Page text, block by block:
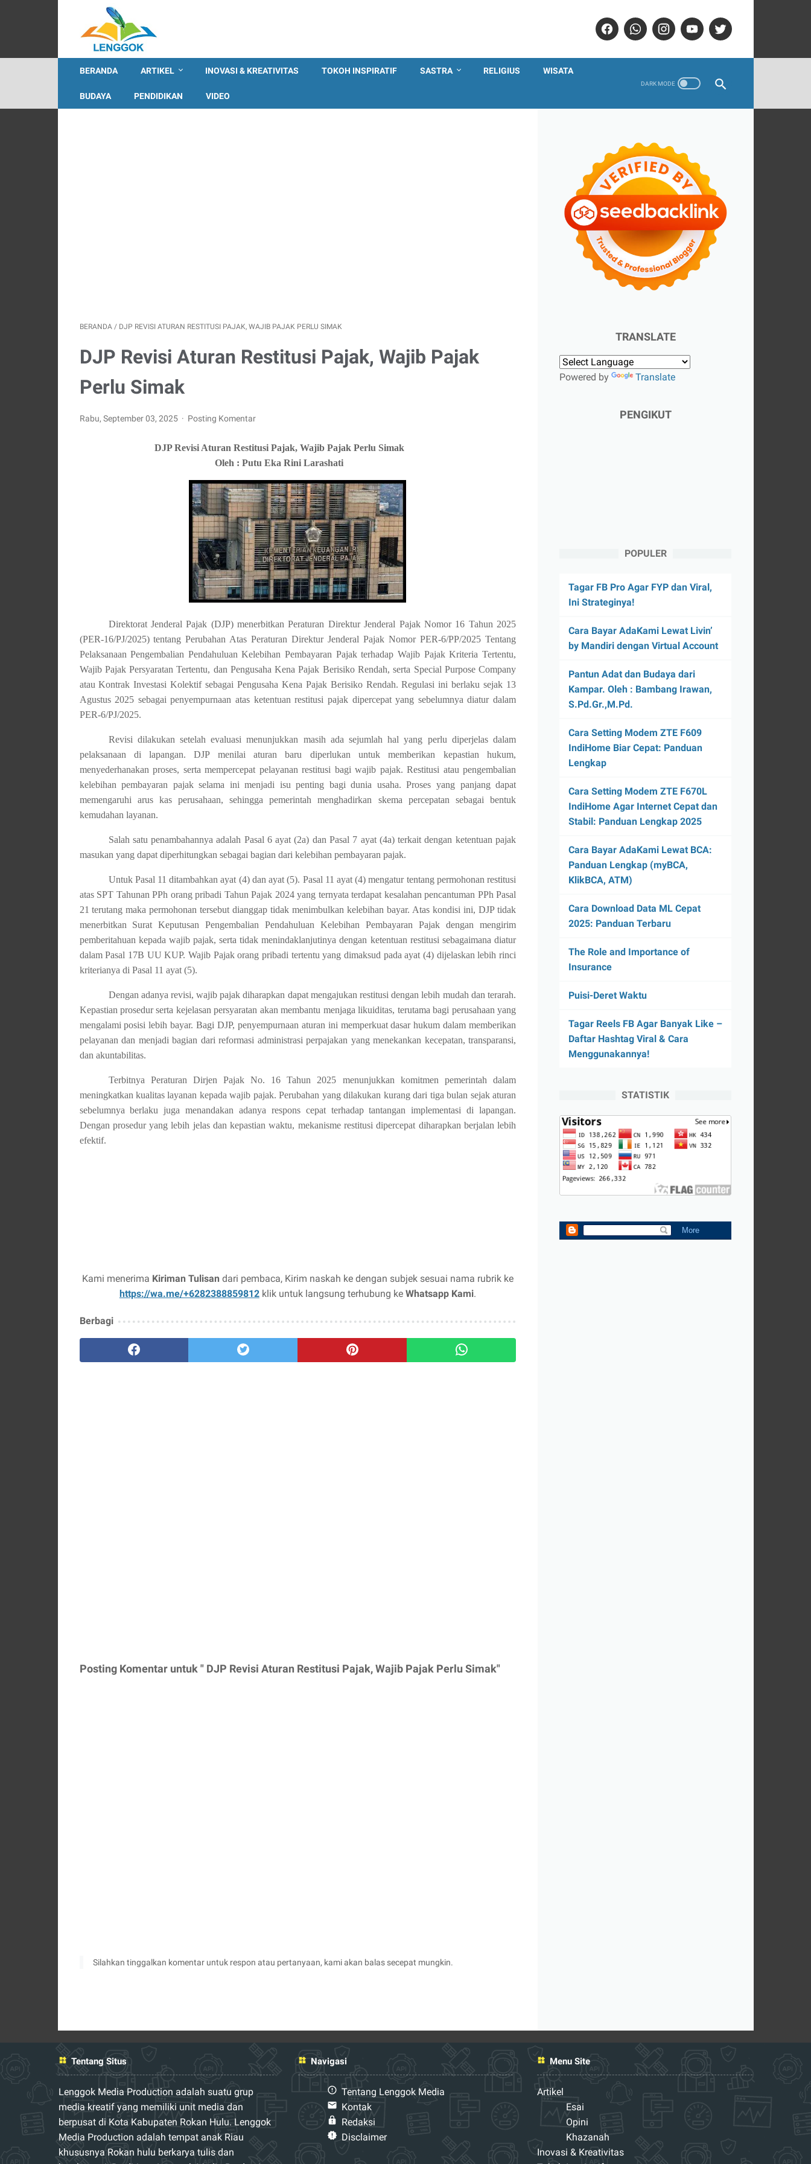
BERANDA ARTIKEL INOVASI & KREATIVITAS TOKOH INSPIRATIF SASTRA RELIGIUS WISATA
BUDAYA PENDIDIKAN VIDEO
BERANDA / DJP REVISI ATURAN RESTITUSI PAJAK, WAJIB PAJAK PERLU SIMAK
DJP Revisi Aturan Restitusi Pajak, Wajib Pajak
Perlu Simak
Rabu, September 03, 2025 Posting Komentar
DJP Revisi Aturan Restitusi Pajak, Wajib Pajak Perlu Simak
Oleh : Putu Eka Rini Larashati
Direktorat Jenderal Pajak (DJP) menerbitkan Peraturan Direktur Jenderal Pajak Nomor 16 Tahun 2025
(PER-16/PJ/2025) tentang Perubahan Atas Peraturan Direktur Jenderal Pajak Nomor PER-6/PP/2025 Tentang
Pelaksanaan Pengembalian Pendahuluan Kelebihan Pembayaran Pajak terhadap Wajib Pajak Kriteria Tertentu,
Wajib Pajak Persyaratan Tertentu, dan Pengusaha Kena Pajak Berisiko Rendah, serta Special Purpose Company
atau Kontrak Investasi Kolektif sebagai Pengusaha Kena Pajak Berisiko Rendah. Regulasi ini berlaku sejak 13
Agustus 2025 sebagai penyempurnaan atas ketentuan restitusi pajak dipercepat yang sebelumnya diatur dalam
PER-6/PJ/2025.
Revisi dilakukan setelah evaluasi menunjukkan masih ada sejumlah hal yang perlu diperjelas dalam
pelaksanaan di lapangan. DJP menilai aturan baru diperlukan untuk memberikan kepastian hukum,
menyederhanakan proses, serta mempercepat pelayanan restitusi bagi wajib pajak. Restitusi atau pengembalian
kelebihan pembayaran pajak selama ini menjadi isu penting bagi dunia usaha. Proses yang panjang dapat
memengaruhi arus kas perusahaan, sehingga pemerintah menghadirkan skema percepatan sebagai bentuk
kemudahan layanan.
Salah satu penambahannya adalah Pasal 6 ayat (2a) dan Pasal 7 ayat (4a) terkait dengan ketentuan pajak
masukan yang dapat diperhitungkan sebagai bagian dari kelebihan pembayaran pajak.
Untuk Pasal 11 ditambahkan ayat (4) dan ayat (5). Pasal 11 ayat (4) mengatur tentang permohonan restitusi
atas SPT Tahunan PPh orang pribadi Tahun Pajak 2024 yang ternyata terdapat kesalahan pencantuman PPh Pasal
21 terutang maka permohonan tersebut dianggap tidak menimbulkan kelebihan bayar. Atas kondisi ini, DJP tidak
menerbitkan Surat Keputusan Pengembalian Pendahuluan Kelebihan Pembayaran Pajak dengan mengirim
pemberitahuan kepada wajib pajak, serta tidak menindaklanjutinya dengan ketentuan restitusi sebagaimana diatur
dalam Pasal 17B UU KUP. Wajib Pajak orang pribadi tertentu yang dimaksud pada ayat (4) dijelaskan lebih rinci
kriterianya di Pasal 11 ayat (5).
Dengan adanya revisi, wajib pajak diharapkan dapat mengajukan restitusi dengan lebih mudah dan terarah.
Kepastian prosedur serta kejelasan persyaratan akan membantu menjaga likuiditas, terutama bagi perusahaan yang
mengalami posisi lebih bayar. Bagi DJP, penyempurnaan aturan ini memperkuat dasar hukum dalam memberikan
pelayanan dan menjadi bagian dari reformasi administrasi perpajakan yang menekankan kecepatan, transparansi,
dan akuntabilitas.
Terbitnya Peraturan Dirjen Pajak No. 16 Tahun 2025 menunjukkan komitmen pemerintah dalam
meningkatkan kualitas layanan kepada wajib pajak. Perubahan yang dilakukan kurang dari tiga bulan sejak aturan
sebelumnya berlaku juga menandakan adanya respons cepat terhadap tantangan implementasi di lapangan.
Dengan prosedur yang lebih jelas dan kepastian waktu, mekanisme restitusi dipercepat diharapkan berjalan lebih
efektif.
Kami menerima Kiriman Tulisan dari pembaca, Kirim naskah ke dengan subjek sesuai nama rubrik ke
https://wa.me/+6282388859812klik untuk langsung terhubung ke Whatsapp Kami.
Berbagi
Posting Komentar untuk " DJP Revisi Aturan Restitusi Pajak, Wajib Pajak Perlu Simak"
Silahkan tinggalkan komentar untuk respon atau pertanyaan, kami akan balas secepat mungkin.
TRANSLATE
Powered by Translate
PENGIKUT
POPULER
Tagar FB Pro Agar FYP dan Viral,
Ini Strateginya!
Cara Bayar AdaKami Lewat Livin’
by Mandiri dengan Virtual Account
Pantun Adat dan Budaya dari
Kampar. Oleh : Bambang Irawan,
S.Pd.Gr.,M.Pd.
Cara Setting Modem ZTE F609
IndiHome Biar Cepat: Panduan
Lengkap
Cara Setting Modem ZTE F670L
IndiHome Agar Internet Cepat dan
Stabil: Panduan Lengkap 2025
Cara Bayar AdaKami Lewat BCA:
Panduan Lengkap (myBCA,
KlikBCA, ATM)
Cara Download Data ML Cepat
2025: Panduan Terbaru
The Role and Importance of
Insurance
Puisi-Deret Waktu
Tagar Reels FB Agar Banyak Like –
Daftar Hashtag Viral & Cara
Menggunakannya!
STATISTIK
Tentang Situs
Lenggok Media Production adalah suatu grup
media kreatif yang memiliki unit media dan
berpusat di Kota Kabupaten Rokan Hulu. Lenggok
Media Production adalah tempat anak Riau
khususnya Rokan hulu berkarya tulis dan
Navigasi
Tentang Lenggok Media
Kontak
Redaksi
Disclaimer
Menu Site
Artikel
Esai
Opini
Khazanah
Inovasi & Kreativitas